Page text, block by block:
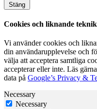
Stäng
Cookies och liknande
Vi använder cookies och
din användarupplevelse och
välja att acceptera samtliga
accepterar eller inte. Läs
data på Google’s Privacy &
Necessary
Necessary